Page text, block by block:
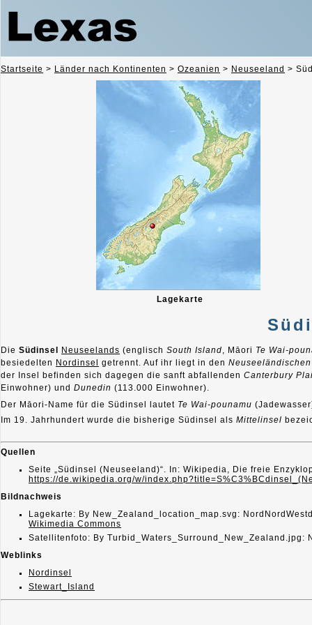
Startseite > Länder nach Kontinenten > Ozeanien > Neuseeland >
Lagekarte
Die Südinsel Neuseelands (englisch South Island, Māori Te Wai-
besiedelten Nordinsel getrennt. Auf ihr liegt in den
der Insel befinden sich dagegen die sanft abfallenden Canterbury
Einwohner) und Dunedin (113.000 Einwohner).
Der Māori-Name für die Südinsel lautet Te Wai-pounamu
Im 19. Jahrhundert wurde die bisherige Südinsel als Mittelinsel
Quellen
Seite „Südinsel (Neuseeland)“. In: Wikipedia, Die freie
https://de.wikipedia.org/w/
Bildnachweis
Lagekarte: By New_Zealand_location_map.svg:
Wikimedia Commons
Satellitenfoto: By
Weblinks
Nordinsel
Stewart_Island